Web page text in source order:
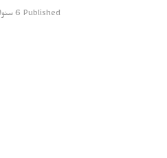
Published 6 سنوات ago